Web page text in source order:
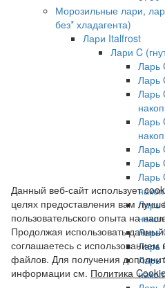
Морозильные лари,
без* хладагента)
Лари Italfrost
Лари C
Ларь
Ларь
Ларь
Ларь
Ларь
Ларь
Ларь
Ларь
Ларь
Ларь
Ларь
Данный веб-сайт использует
целях предоставления вам
пользовательского опыта на
Продолжая использовать
соглашаетесь с
файлов. Для получения
информации см. Политика